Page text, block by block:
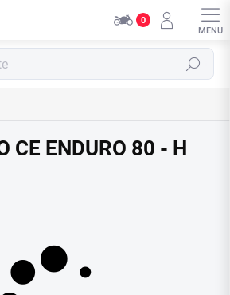
0
Hledat
CE ENDURO 80 - H